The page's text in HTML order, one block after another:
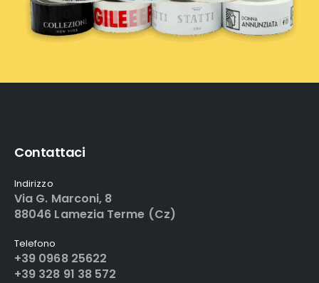
Contattaci
Indirizzo
Via G. Marconi, 8
88046 Lamezia Terme (Cz)
Telefono
+39 0968 25622
+39 328 91 38 572